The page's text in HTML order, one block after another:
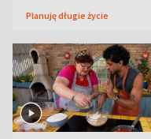
Planuję długie życie